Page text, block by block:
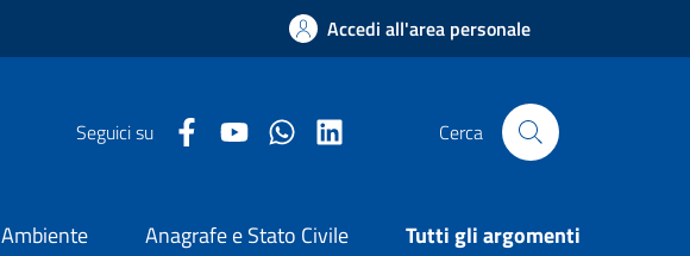
Accedi all'area personale
Seguici su Facebook Comune di Arezzo
Youtube Comune di Arezzo
Twitter Comune di Arezzo
LinkedIn Comune di Arezzo
Cerca
Ambiente Anagrafe e Stato Civile Tutti gli argomenti